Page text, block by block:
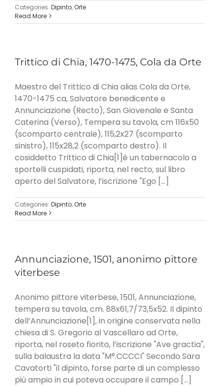
Categories: Dipinto,Orte
Read More
Trittico di Chia, 1470-1475, Cola da Orte
Maestro del Trittico di Chia alias Cola da Orte,
1470-1475 ca, Salvatore benedicente e
Annunciazione (Recto), San Giovenale e Santa
Caterina (Verso), Tempera su tavola, cm 116x50
(scomparto centrale), 115,2x27 (scomparto
sinistro), 115x28,2 (scomparto destro). Il
cosiddetto Trittico di Chia[1]è un tabernacolo a
sportelli cuspidati, riporta, nel recto, sul libro
aperto del Salvatore, l’iscrizione "Ego [...]
Categories: Dipinto,Orte
Read More
Annunciazione, 1501, anonimo pittore
viterbese
Anonimo pittore viterbese, 1501, Annunciazione,
tempera su tavola, cm. 88x61,7/73,5x52. Il dipinto
dell’Annunciazione[1], in origine conservata nella
chiesa di S. Gregorio al Vascellaro ad Orte,
riporta, nel roseto fiorito, l’iscrizione "Ave gractia",
sulla balaustra la data "M°.CCCCI" Secondo Sara
Cavatorti "il dipinto, forse parte di un complesso
più ampio in cui poteva occupare il campo [...]